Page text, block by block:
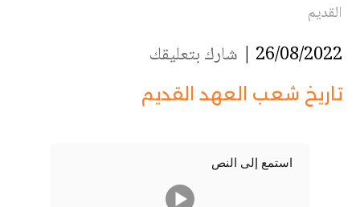
القديم
26/08/2022 | شارك بتعليقك
تاريخ شعب العهد القديم
استمع إلى النص